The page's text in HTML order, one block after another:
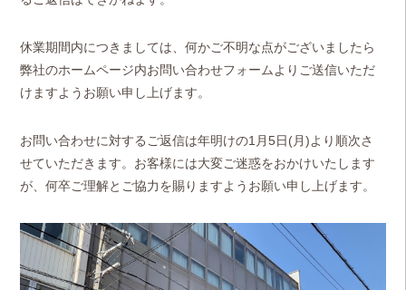
休業期間内につきましては、何かご不明な点がございましたら
弊社のホームページ内お問い合わせフォームよりご送信いただ
けますようお願い申し上げます。
お問い合わせに対するご返信は年明けの1月5日(月)より順次さ
せていただきます。お客様には大変ご迷惑をおかけいたします
が、何卒ご理解とご協力を賜りますようお願い申し上げます。